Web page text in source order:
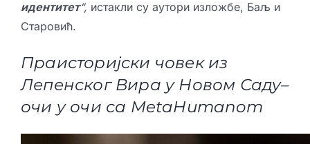
идентитет“, истакли су аутори изложбе, Баљ и
Старовић.
Праисторијски човек из
Лепенског Вира у Новом Саду–
очи у очи са MetaHumanom